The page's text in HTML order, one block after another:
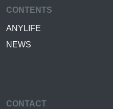
CONTENTS
ANYLIFE
NEWS
CONTACT